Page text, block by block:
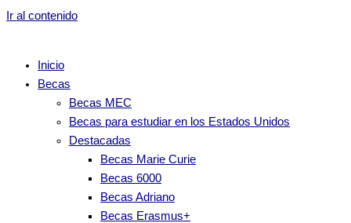
Ir al contenido
Inicio
Becas
Becas MEC
Becas para estudiar en los Estados Unidos
Destacadas
Becas Marie Curie
Becas 6000
Becas Adriano
Becas Erasmus+